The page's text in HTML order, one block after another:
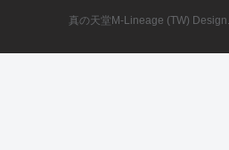
真の天堂M-Lineage (TW)